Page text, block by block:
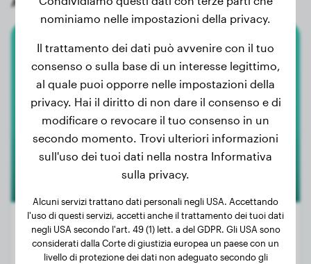
Chihuahua
Guizmo
Peso:
3 kg
nominiamo nelle impostazioni della privacy.
Il trattamento dei dati può avvenire con il tuo
consenso o sulla base di un interesse legittimo,
al quale puoi opporre nelle impostazioni della
privacy. Hai il diritto di non dare il consenso e di
modificare o revocare il tuo consenso in un
secondo momento. Trovi ulteriori informazioni
sull'uso dei tuoi dati nella nostra Informativa
sulla privacy.
Alcuni servizi trattano dati personali negli USA. Accettando
l'uso di questi servizi, accetti anche il trattamento dei tuoi dati
negli USA secondo l'art. 49 (1) lett. a del GDPR. Gli USA sono
considerati dalla Corte di giustizia europea un paese con un
livello di protezione dei dati non adeguato secondo gli